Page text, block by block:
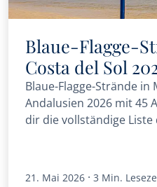
Blaue-Flagge-
Costa del Sol
Blaue-Flagge-Strände in
Andalusien 2026 mit 45
dir die vollständige Liste
21. Mai 2026 · 3 Min.